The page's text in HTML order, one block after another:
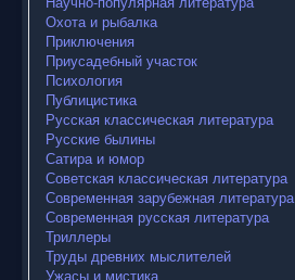
Охота и рыбалка
Приключения
Приусадебный участок
Психология
Публицистика
Русская классическая литература
Русские былины
Сатира и юмор
Советская классическая литература
Современная зарубежная литература
Современная русская литература
Триллеры
Труды древних мыслителей
Ужасы и мистика